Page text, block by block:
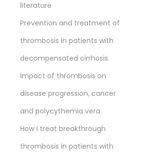
literature
Prevention and treatment of
thrombosis in patients with
decompensated cirrhosis
Impact of thrombosis on
disease progression, cancer
and polycythemia vera
How I treat breakthrough
thrombosis in patients with